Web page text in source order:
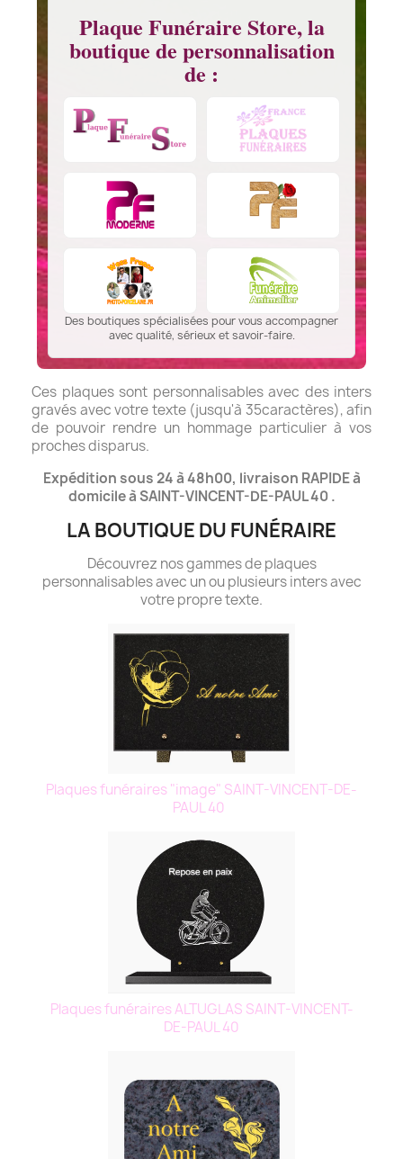
Plaque Funéraire Store, la
boutique de personnalisation
de :
Des boutiques spécialisées pour vous accompagner
avec qualité, sérieux et savoir-faire.
Ces plaques sont personnalisables avec des inters
gravés avec votre texte (jusqu'à 35caractères), afin
de pouvoir rendre un hommage particulier à vos
proches disparus.
Expédition sous 24 à 48h00, livraison RAPIDE à
domicile à SAINT-VINCENT-DE-PAUL 40 .
LA BOUTIQUE DU FUNÉRAIRE
Découvrez nos gammes de plaques
personnalisables avec un ou plusieurs inters avec
votre propre texte.
Plaques funéraires "image" SAINT-VINCENT-DE-
PAUL 40
Plaques funéraires ALTUGLAS SAINT-VINCENT-
DE-PAUL 40